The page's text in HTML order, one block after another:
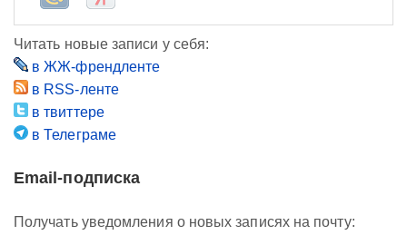
Читать новые записи у себя:
в ЖЖ-френдленте
в RSS-ленте
в твиттере
в Телеграме
Email-подписка
Получать уведомления о новых записях на почту: